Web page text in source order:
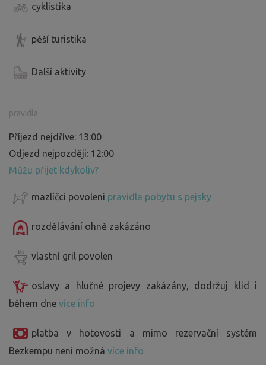
cyklistika
pěší turistika
Další aktivity
pravidla
Příjezd nejdříve: 13:00
Odjezd nejpozději: 12:00
Můžu přijet kdykoliv?
mazlíčci povoleni pravidla pobytu s pejsky
rozdělávání ohně zakázáno
vlastní gril povolen
oslavy a hlučné projevy zakázány, dodržuj klid i
během dne více info
platba v hotovosti a mimo rezervační systém
Bezkempu není možná více info